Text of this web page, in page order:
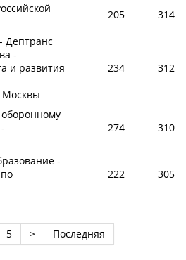
205
314
Дептранс
-
и развития
Москвы
234 312
274 310
-
222 305
5 > Последняя